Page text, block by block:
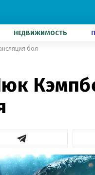
НЕДВИЖИМОСТЬ
боя